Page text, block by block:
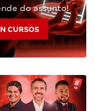
do assunto!
CURSOS